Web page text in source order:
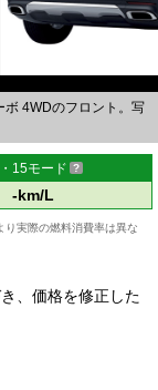
4WDのフロント。写
15モード
-km/L
実際の燃料消費率は異な
、価格を修正した